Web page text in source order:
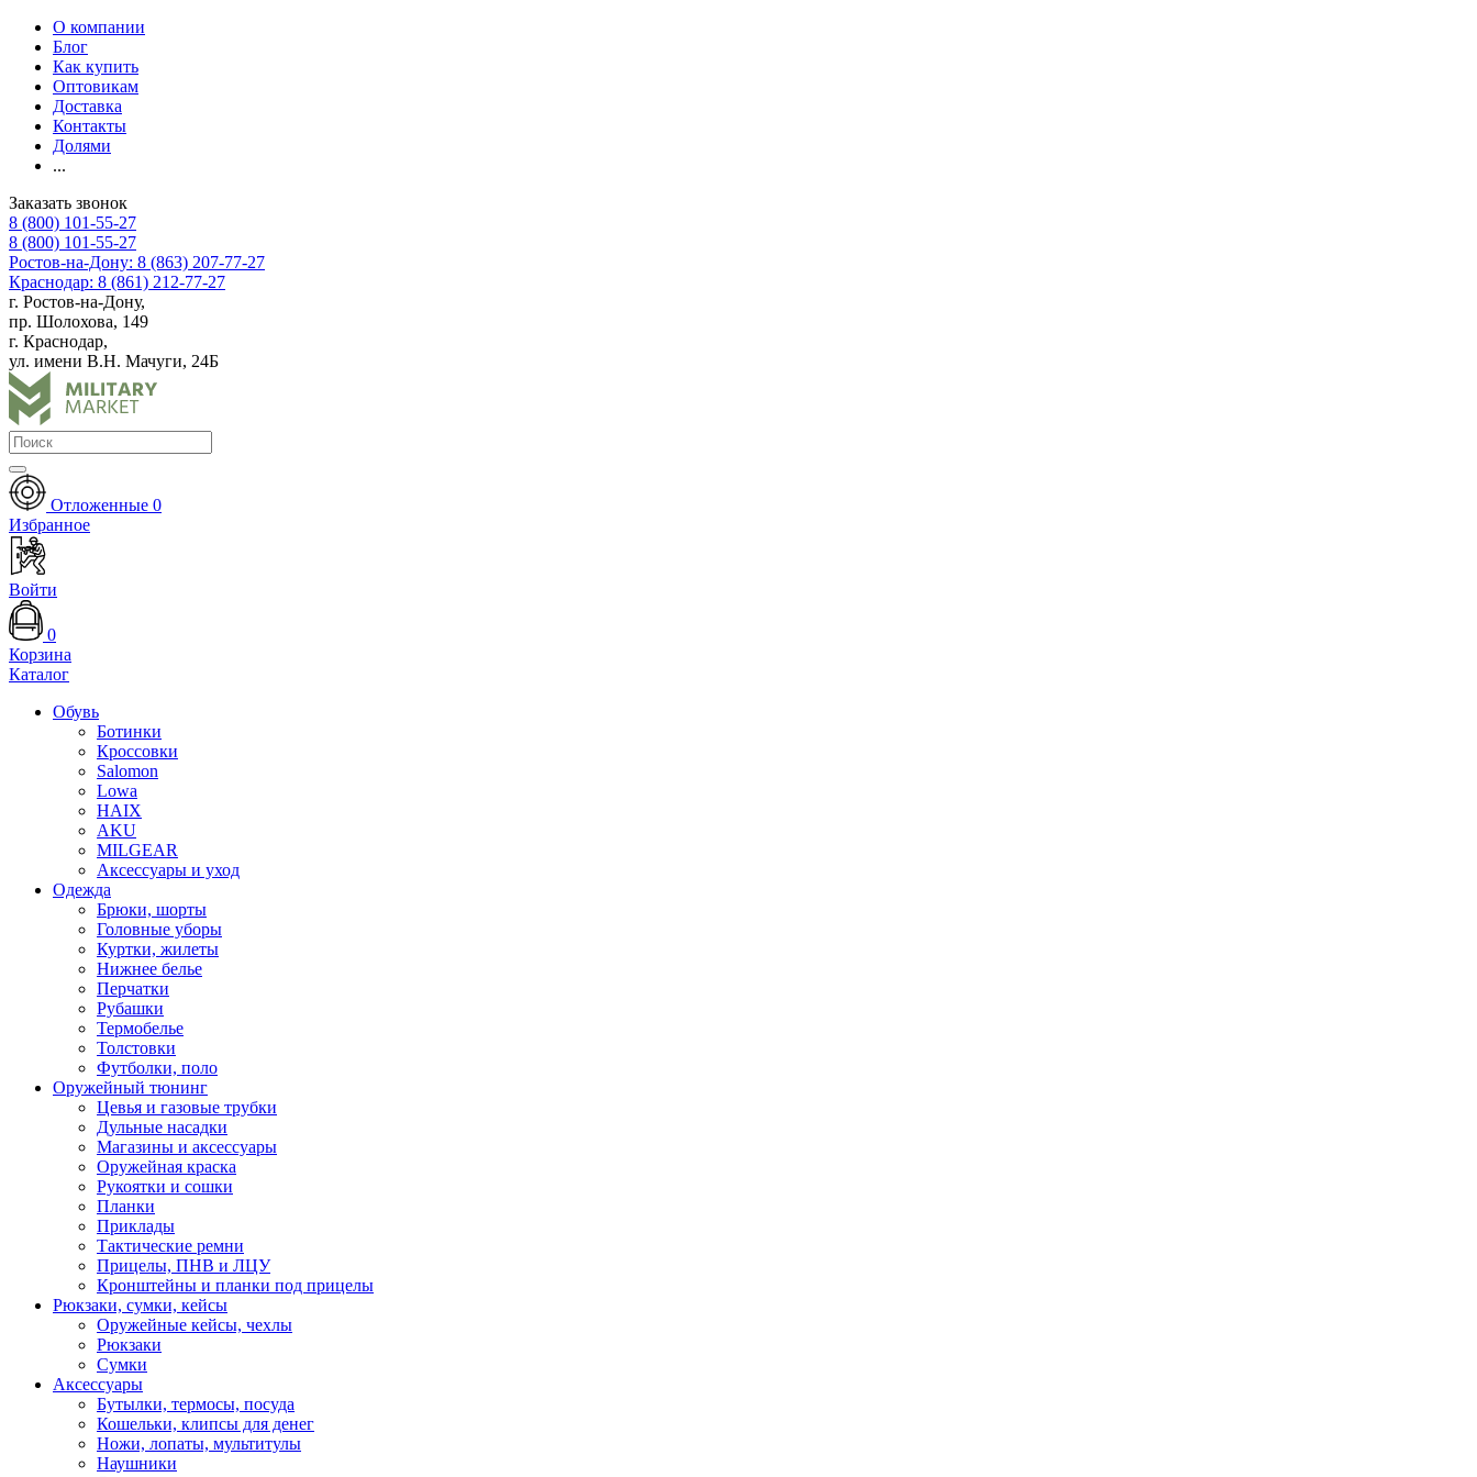
О компании
Блог
Как купить
Оптовикам
Доставка
Контакты
Долями
...
Заказать звонок
8 (800) 101-55-27
8 (800) 101-55-27
Ростов-на-Дону: 8 (863) 207-77-27
Краснодар: 8 (861) 212-77-27
г. Ростов-на-Дону,
пр. Шолохова, 149
г. Краснодар,
ул. имени В.Н. Мачуги, 24Б
Отложенные 0
Избранное
Войти
0
Корзина
Каталог
Обувь
Ботинки
Кроссовки
Salomon
Lowa
HAIX
AKU
MILGEAR
Аксессуары и уход
Одежда
Брюки, шорты
Головные уборы
Куртки, жилеты
Нижнее белье
Перчатки
Рубашки
Термобелье
Толстовки
Футболки, поло
Оружейный тюнинг
Цевья и газовые трубки
Дульные насадки
Магазины и аксессуары
Оружейная краска
Рукоятки и сошки
Планки
Приклады
Тактические ремни
Прицелы, ПНВ и ЛЦУ
Кронштейны и планки под прицелы
Рюкзаки, сумки, кейсы
Оружейные кейсы, чехлы
Рюкзаки
Сумки
Аксессуары
Бутылки, термосы, посуда
Кошельки, клипсы для денег
Ножи, лопаты, мультитулы
Наушники